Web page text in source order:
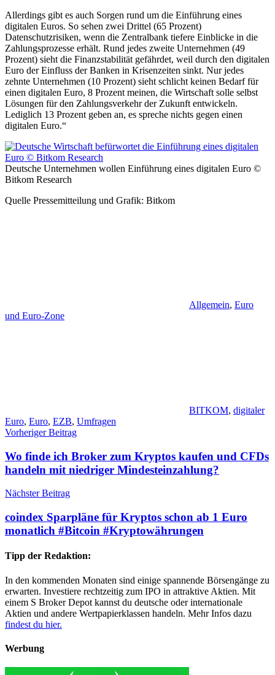
Allerdings gibt es auch Sorgen rund um die Einführung eines
digitalen Euros. So sehen zwei Drittel (65 Prozent)
Datenschutzrisiken, wenn die Zentralbank tiefere Einblicke in die
Zahlungsprozesse erhält. Rund jedes zweite Unternehmen (49
Prozent) sieht die Finanzstabilität gefährdet, weil durch den digitalen
Euro der Einfluss der Banken in Krisenzeiten sinkt. Nur jedes
zehnte Unternehmen (10 Prozent) sieht schlicht keinen Bedarf für
einen digitalen Euro, 8 Prozent meinen, die Wirtschaft solle selbst
Lösungen für den Zahlungsverkehr der Zukunft entwickeln.
Lediglich 13 Prozent geben an, es spreche nichts gegen einen
digitalen Euro.“
Deutsche Unternehmen wollen Einführung eines digitalen Euro ©
Bitkom Research
Quelle Pressemitteilung und Grafik: Bitkom
Allgemein, Euro
und Euro-Zone
BITKOM, digitaler
Euro, Euro, EZB, Umfragen
Beitragsnavigation
Vorheriger Beitrag
Wo finde ich Broker zum Kryptos kaufen und CFDs
handeln mit niedriger Mindesteinzahlung?
Nächster Beitrag
coindex Sparpläne für Kryptos schon ab 1 Euro
monatlich #Bitcoin #Kryptowährungen
Tipp der Redaktion:
In den kommenden Monaten sind einige spannende Börsengänge zu
erwarten. Investiere rechtzeitig zum IPO in attraktive Aktien. Mit
einem S Broker Depot kannst du deutsche oder internationale
Aktien und andere Wertpapierklassen handeln. Mehr Infos dazu
findest du hier.
Werbung